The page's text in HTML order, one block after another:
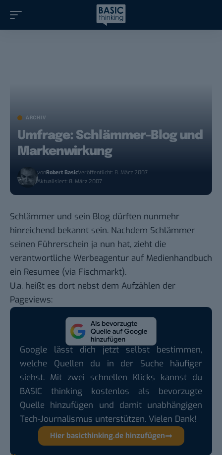
ARCHIV
Umfrage: Schlämmer-Blog und
Markenwirkung
vonRobert BasicVeröffentlicht: 8. März 2007
Aktualisiert: 8. März 2007
Schlämmer und sein Blog dürften nunmehr
hinreichend bekannt sein. Nachdem Schlämmer
seinen Führerschein ja nun hat, zieht die
verantwortliche Werbeagentur auf Medienhandbuch
ein Resumee (via Fischmarkt).
U.a. heißt es dort nebst dem Aufzählen der
Pageviews:
Google lässt dich jetzt selbst bestimmen,
welche Quellen du in der Suche häufiger
siehst. Mit zwei schnellen Klicks kannst du
BASIC thinking kostenlos als bevorzugte
Quelle hinzufügen und damit unabhängigen
Tech-Journalismus unterstützen. Vielen Dank!
Hier basicthinking.de hinzufügen